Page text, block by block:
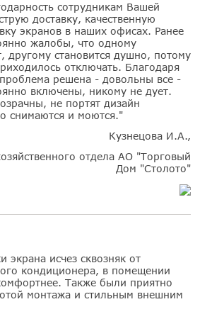
сотрудникам Вашей
доставку, качественную
экранов в наших офисах. Ранее
жалобы, что одному
другому становится душно, потому
отключать. Благодаря
решена - довольны все -
включены, никому не дует.
не портят дизайн
снимаются и моются."
Кузнецова И.А.,
отдела АО "Торговый
Дом "Столото"
экрана исчез сквозняк от
кондиционера, в помещении
Также были приятно
монтажа и стильным внешним